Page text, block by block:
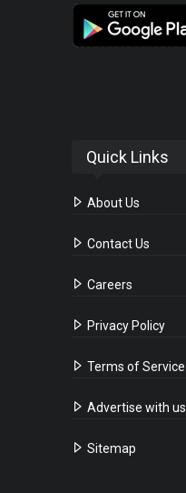
Quick Links
About Us
Contact Us
Careers
Privacy Policy
Terms of Service
Advertise with us
Sitemap